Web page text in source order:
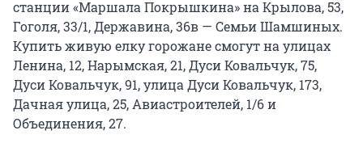
станции «Маршала Покрышкина» на Крылова, 53,
Гоголя, 33/1, Державина, 36в — Семьи Шамшиных.
Купить живую елку горожане смогут на улицах
Ленина, 12, Нарымская, 21, Дуси Ковальчук, 75,
Дуси Ковальчук, 91, улица Дуси Ковальчук, 173,
Дачная улица, 25, Авиастроителей, 1/6 и
Объединения, 27.